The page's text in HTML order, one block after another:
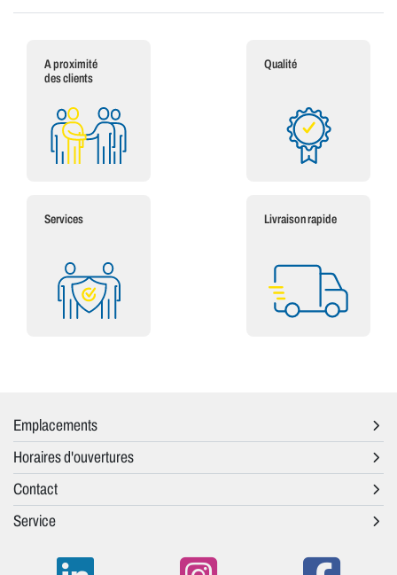
A proximité
des clients
Qualité
Services Livraison rapide
Emplacements
Horaires d'ouvertures
Contact
Service